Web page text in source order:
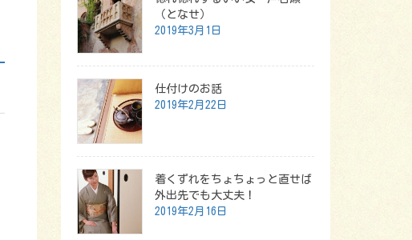
（となせ）
2019年3月1日
仕付けのお話
2019年2月22日
着くずれをちょちょっと直せば
外出先でも大丈夫！
2019年2月16日